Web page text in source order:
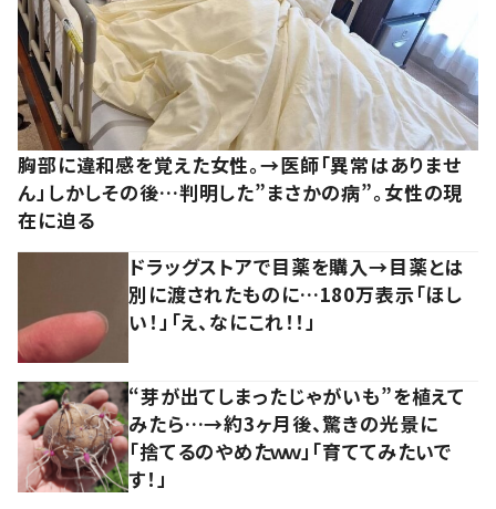
胸部に違和感を覚えた女性。→医師「異常はありませ
ん」しかしその後…判明した”まさかの病”。女性の現
在に迫る
ドラッグストアで目薬を購入→目薬とは
別に渡されたものに…180万表示「ほし
い！」「え、なにこれ！！」
“芽が出てしまったじゃがいも”を植えて
みたら…→約3ヶ月後、驚きの光景に
「捨てるのやめたｗｗ」「育ててみたいで
す！」